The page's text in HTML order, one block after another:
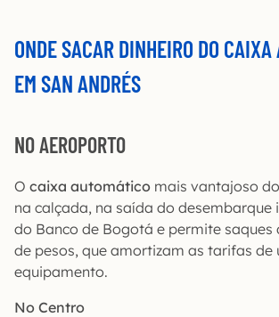
ONDE SACAR DINHEIRO DO CAIXA
EM SAN ANDRÉS
NO AEROPORTO
O caixa automático mais vantajoso
na calçada, na saída do desembarque
do Banco de Bogotá e permite saques
de pesos, que amortizam as tarifas de
equipamento.
No Centro